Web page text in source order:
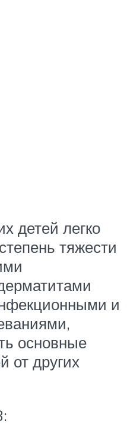
детей легко
тяжести
и
основные
от других